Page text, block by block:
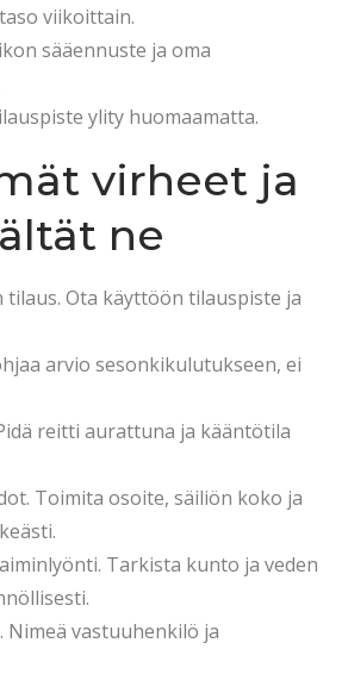
viikoittain.
sääennuste ja oma
ylity huomaamatta.
virheet ja
ne
tilaus. Ota käyttöön tilauspiste ja
arvio sesonkikulutukseen, ei
reitti aurattuna ja kääntötila
Toimita osoite, säiliön koko ja
Tarkista kunto ja veden
Nimeä vastuuhenkilö ja